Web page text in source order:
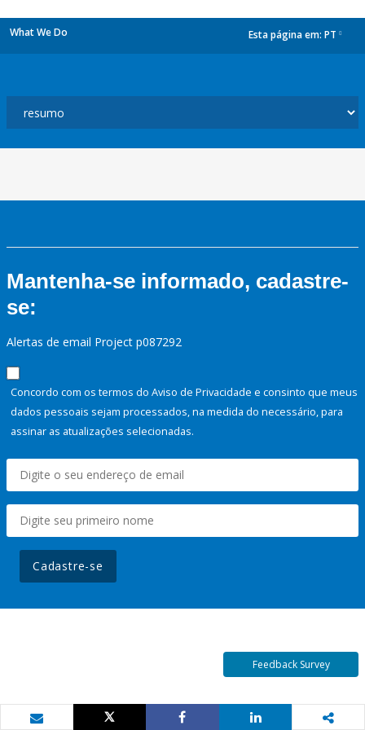
What We Do Esta página em: PT
Mantenha-se informado, cadastre-
se:
Alertas de email Project p087292
Concordo com os termos do Aviso de Privacidade e consinto que meus
dados pessoais sejam processados, na medida do necessário, para
assinar as atualizações selecionadas.
Cadastre-se
Feedback Survey